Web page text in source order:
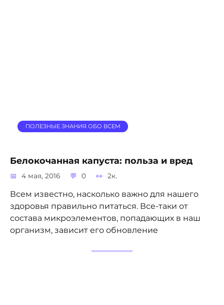
ПОЛЕЗНЫЕ ЗНАНИЯ ОБО ВСЕМ
Белокочанная капуста: польза и вред
4 мая, 2016 0 2к.
Всем известно, насколько важно для нашего
здоровья правильно питаться. Все-таки от
состава микроэлементов, попадающих в наш
организм, зависит его обновление